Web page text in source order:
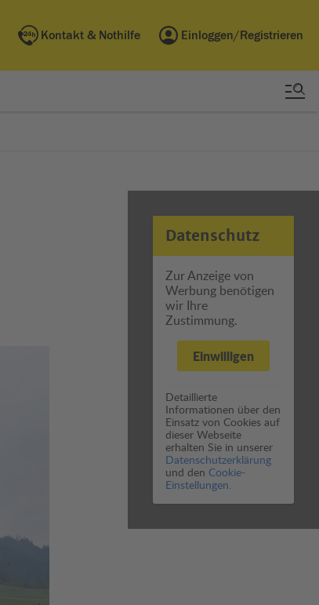
Kontakt & Nothilfe Einloggen/Registrieren
Datenschutz
Zur Anzeige von
Werbung benötigen
wir Ihre
Zustimmung.
Einwilligen
Detaillierte
Informationen über den
Einsatz von Cookies auf
dieser Webseite
erhalten Sie in unserer
Datenschutzerklärung
und den Cookie-
Einstellungen.